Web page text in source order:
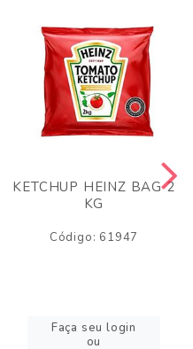
KETCHUP HEINZ BAG 2
KG
Código: 61947
Faça seu login
ou